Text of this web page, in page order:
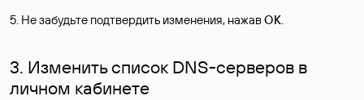
5. Не забудьте подтвердить изменения, нажавОК
3. Изменить список DNS-серверов в
личном кабинете